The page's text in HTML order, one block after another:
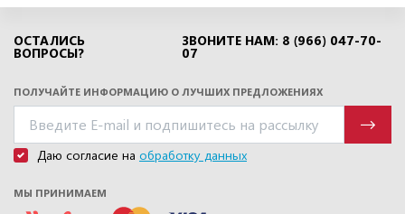
ОСТАЛИСЬ
ВОПРОСЫ?
ЗВОНИТЕ НАМ: 8 (966) 047-70-
07
ПОЛУЧАЙТЕ ИНФОРМАЦИЮ О ЛУЧШИХ ПРЕДЛОЖЕНИЯХ
Даю согласие на обработку данных
МЫ ПРИНИМАЕМ